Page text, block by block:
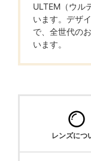
ULTEM（ウル
います。デザ
で、全世代の
います。
レンズにつ